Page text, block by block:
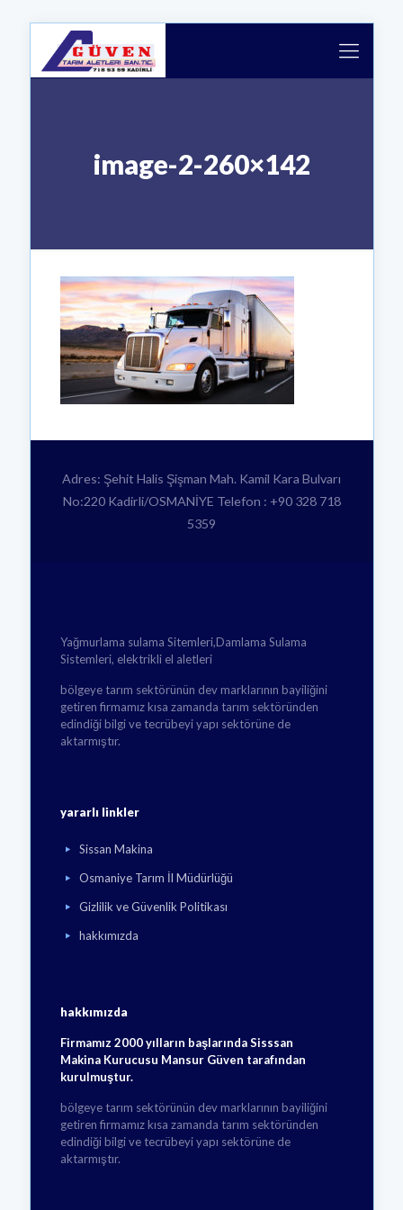
image-2-260×142
Adres: Şehit Halis Şişman Mah. Kamil Kara Bulvarı
No:220 Kadirli/OSMANİYE Telefon : +90 328 718
5359
Yağmurlama sulama Sitemleri,Damlama Sulama
Sistemleri, elektrikli el aletleri
bölgeye tarım sektörünün dev marklarının bayiliğini
getiren firmamız kısa zamanda tarım sektöründen
edindiği bilgi ve tecrübeyi yapı sektörüne de
aktarmıştır.
yararlı linkler
Sissan Makina
Osmaniye Tarım İl Müdürlüğü
Gizlilik ve Güvenlik Politikası
hakkımızda
hakkımızda
Firmamız 2000 yılların başlarında Sisssan
Makina Kurucusu Mansur Güven tarafından
kurulmuştur.
bölgeye tarım sektörünün dev marklarının bayiliğini
getiren firmamız kısa zamanda tarım sektöründen
edindiği bilgi ve tecrübeyi yapı sektörüne de
aktarmıştır.